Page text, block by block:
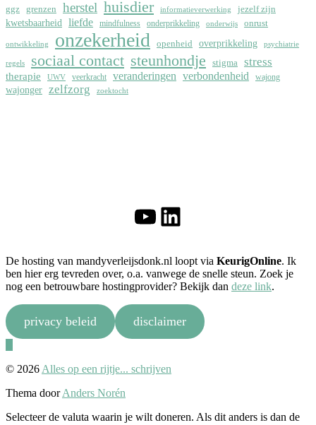
ggz grenzen herstel huisdier informatieverwerking jezelf zijn
kwetsbaarheid liefde mindfulness onderprikkeling onderwijs onrust
ontwikkeling onzekerheid openheid overprikkeling psychiatrie
regels sociaal contact steunhondje stigma stress
therapie UWV veerkracht veranderingen verbondenheid wajong
wajonger zelfzorg zoektocht
YouTube
LinkedIn
De hosting van mandyverleijsdonk.nl loopt via KeurigOnline. Ik
ben hier erg tevreden over, o.a. vanwege de snelle steun. Zoek je
nog een betrouwbare hostingprovider? Bekijk dan deze link.
privacy beleid disclaimer
© 2026 Alles op een rijtje... schrijven
Thema doorAnders Norén
Selecteer de valuta waarin je wilt doneren. Als dit anders is dan de